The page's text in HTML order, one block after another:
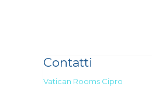
Contatti
Vatican Rooms Cipro